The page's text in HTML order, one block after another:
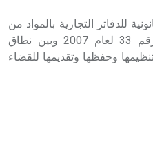
الك
للدفاتر التجارية بالمواد من
16 حتى22 من قانون التجارة رقم 33 لعام 2007 وبين نطاق
وحفظها وتقديمها للقضاء